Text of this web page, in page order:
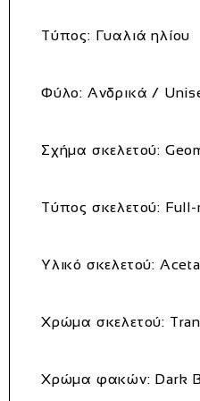
Τύπος: Γυαλιά ηλίου
Φύλο: Ανδρικά /
Σχήμα σκελετού:
Τύπος σκελετού: Full-
Υλικό σκελετού:
Χρώμα σκελετού:
Χρώμα φακών: Dark